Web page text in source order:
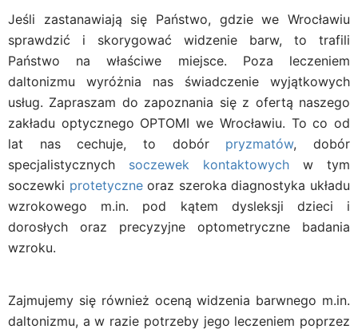
Jeśli zastanawiają się Państwo, gdzie we Wrocławiu
sprawdzić i skorygować widzenie barw, to trafili
Państwo na właściwe miejsce. Poza leczeniem
daltonizmu wyróżnia nas świadczenie wyjątkowych
usług. Zapraszam do zapoznania się z ofertą naszego
zakładu optycznego OPTOMI we Wrocławiu. To co od
lat nas cechuje, to dobór pryzmatów, dobór
specjalistycznych soczewek kontaktowych w tym
soczewki protetyczneoraz szeroka diagnostyka układu
wzrokowego m.in. pod kątem dysleksji dzieci i
dorosłych oraz precyzyjne optometryczne badania
wzroku.
Zajmujemy się również oceną widzenia barwnego m.in.
daltonizmu, a w razie potrzeby jego leczeniem poprzez